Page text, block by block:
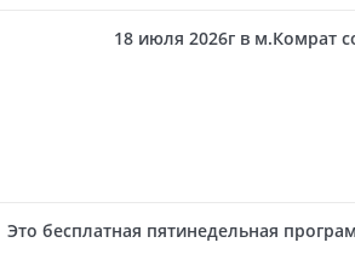
18 июля 2026г в м.Комрат
Это бесплатная пятинедельная